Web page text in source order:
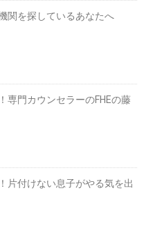
関を探しているあなたへ
専門カウンセラーのFHEの藤
片付けない息子がやる気を出